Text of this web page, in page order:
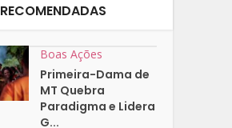
RECOMENDADAS
Boas Ações
Primeira-Dama de
MT Quebra
Paradigma e Lidera
G...